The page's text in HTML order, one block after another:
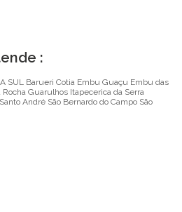
:
SUL Barueri Cotia Embu Guaçu Embu das
Rocha Guarulhos Itapecerica da Serra
Santo André São Bernardo do Campo São